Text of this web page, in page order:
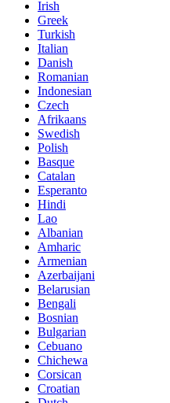
Irish
Greek
Turkish
Italian
Danish
Romanian
Indonesian
Czech
Afrikaans
Swedish
Polish
Basque
Catalan
Esperanto
Hindi
Lao
Albanian
Amharic
Armenian
Azerbaijani
Belarusian
Bengali
Bosnian
Bulgarian
Cebuano
Chichewa
Corsican
Croatian